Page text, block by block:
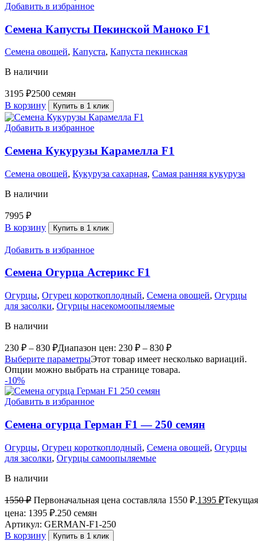
Добавить в избранное
Семена Капусты Пекинской Маноко F1
Семена овощей, Капуста, Капуста пекинская
В наличии
3195 ₽2500 семян
В корзину
Купить в 1 клик
Добавить в избранное
Семена Кукурузы Карамелла F1
Семена овощей, Кукуруза сахарная, Самая ранняя кукуруза
В наличии
7995 ₽
В корзину
Купить в 1 клик
Добавить в избранное
Семена Огурца Астерикс F1
Огурцы, Огурец короткоплодный, Семена овощей, Огурцы
для засолки, Огурцы насекомоопыляемые
В наличии
230 ₽ – 830 ₽Диапазон цен: 230 ₽ – 830 ₽
Выберите параметрыЭтот товар имеет несколько вариаций.
Опции можно выбрать на странице товара.
-10%
Добавить в избранное
Семена огурца Герман F1 — 250 семян
Огурцы, Огурец короткоплодный, Семена овощей, Огурцы
для засолки, Огурцы самоопыляемые
В наличии
1550₽ Первоначальная цена составляла 1550 ₽.1395 ₽Текущая
цена: 1395 ₽.250 семян
Артикул: GERMAN-F1-250
В корзину
Купить в 1 клик